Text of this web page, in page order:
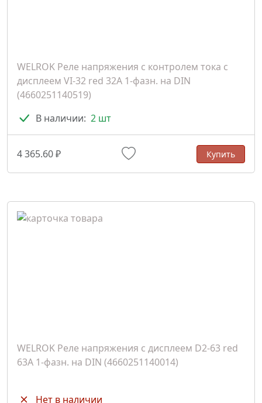
WELROK Реле напряжения с контролем тока с
дисплеем VI-32 red 32A 1-фазн. на DIN
(4660251140519)
В наличии: 2 шт
4 365.60 ₽ Купить
WELROK Реле напряжения с дисплеем D2-63 red
63A 1-фазн. на DIN (4660251140014)
Нет в наличии